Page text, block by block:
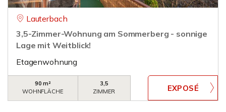
Lauterbach
3,5-Zimmer-Wohnung am Sommerberg - sonnige
Lage mit Weitblick!
Etagenwohnung
90 m²
WOHNFLÄCHE
3,5
ZIMMER